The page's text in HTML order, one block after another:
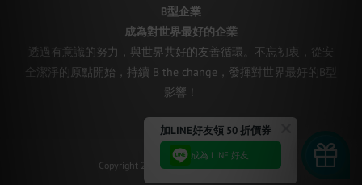
B型企業
成為對世界最好的企業
透過有意識的努力，與世界共好的友善循環。不忘初衷，從安
全潔淨的原點開始，持續 B the change，發揮對世界最好的B型
影響！
Copyright 2023 © 淨毒五郎 Chef-Clean